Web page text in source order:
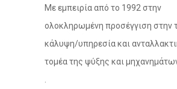
Με εμπειρία από το 1992 στην
ολοκληρωμένη προσέγγιση στην
κάλυψη/υπηρεσία και
τομέα της ψύξης και
.